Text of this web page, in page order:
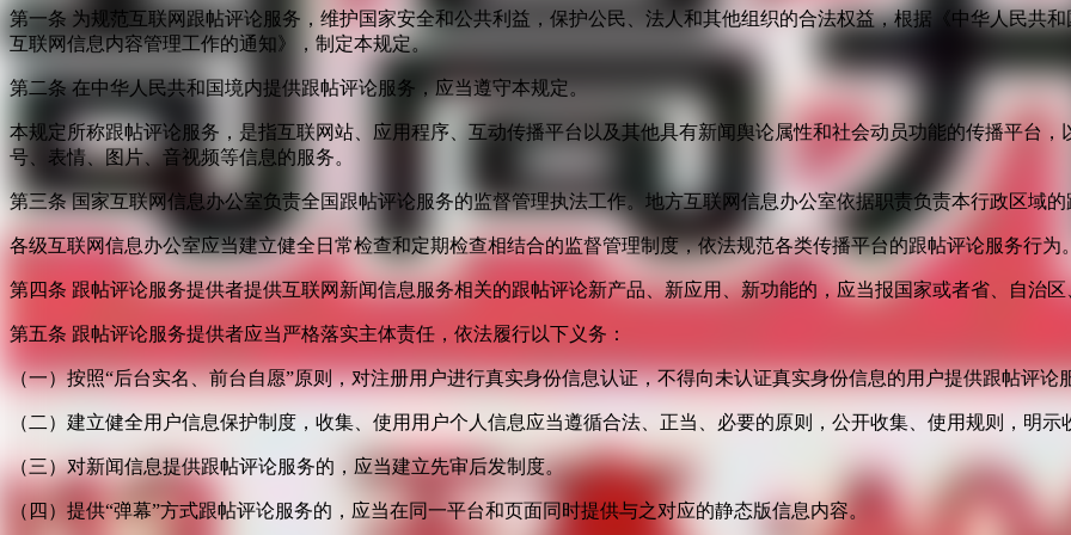
第一条 为规范互联网跟帖评论服务，维护国家安全和公共利益，保护公民、法人和其他组织的合法权益，根据《中华人民共
互联网信息内容管理工作的通知》，制定本规定。
第二条 在中华人民共和国境内提供跟帖评论服务，应当遵守本规定。
本规定所称跟帖评论服务，是指互联网站、应用程序、互动传播平台以及其他具有新闻舆论属性和社会动员功能的传播平台
号、表情、图片、音视频等信息的服务。
第三条 国家互联网信息办公室负责全国跟帖评论服务的监督管理执法工作。地方互联网信息办公室依据职责负责本行政区域
各级互联网信息办公室应当建立健全日常检查和定期检查相结合的监督管理制度，依法规范各类传播平台的跟帖评论服务行为
第四条 跟帖评论服务提供者提供互联网新闻信息服务相关的跟帖评论新产品、新应用、新功能的，应当报国家或者省、自治
第五条 跟帖评论服务提供者应当严格落实主体责任，依法履行以下义务：
（一）按照“后台实名、前台自愿”原则，对注册用户进行真实身份信息认证，不得向未认证真实身份信息的用户提供跟帖评论
（二）建立健全用户信息保护制度，收集、使用用户个人信息应当遵循合法、正当、必要的原则，公开收集、使用规则，明
（三）对新闻信息提供跟帖评论服务的，应当建立先审后发制度。
（四）提供“弹幕”方式跟帖评论服务的，应当在同一平台和页面同时提供与之对应的静态版信息内容。